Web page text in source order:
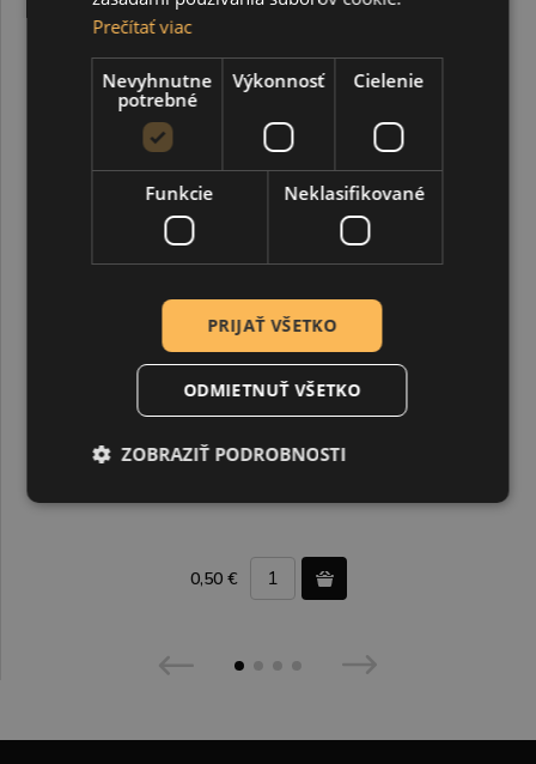
0,50 €
Prečítať viac
Nevyhnutne
potrebné
Výkonnosť Cielenie
Funkcie Neklasifikované
PRIJAŤ VŠETKO
ODMIETNUŤ VŠETKO
ZOBRAZIŤ PODROBNOSTI